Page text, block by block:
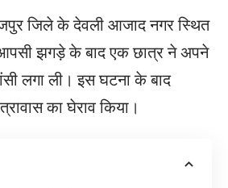
जिले के देवली आजाद नगर स्थित
झगड़े के बाद एक छात्र ने अपने
लगा ली। इस घटना के बाद
का घेराव किया।